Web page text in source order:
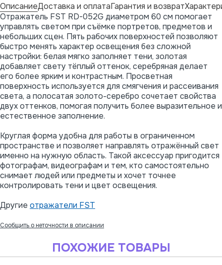
ОписаниеДоставка и оплатаГарантия и возврат
Отражатель FST RD-052G диаметром 60 см помогает
управлять светом при съёмке портретов, предметов и
небольших сцен. Пять рабочих поверхностей позволяют
быстро менять характер освещения без сложной
настройки: белая мягко заполняет тени, золотая
добавляет свету тёплый оттенок, серебряная делает
его более ярким и контрастным. Просветная
поверхность используется для смягчения и рассеивания
света, а полосатая золото-серебро сочетает свойства
двух оттенков, помогая получить более выразительное и
естественное заполнение.
Круглая форма удобна для работы в ограниченном
пространстве и позволяет направлять отражённый свет
именно на нужную область. Такой аксессуар пригодится
фотографам, видеографам и тем, кто самостоятельно
снимает людей или предметы и хочет точнее
контролировать тени и цвет освещения.
Другие отражатели FST
Сообщить о неточности в описании
ПОХОЖИЕ ТОВАРЫ